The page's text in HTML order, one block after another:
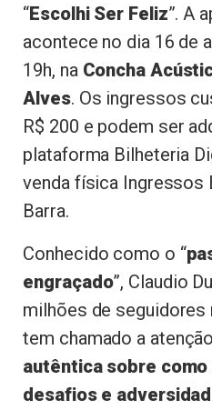
“Escolhi Ser Feliz”. A
acontece no dia 16 de
19h, na Concha
Alves. Os ingressos
R$ 200 e podem ser
plataforma Bilheteria
venda física Ingressos
Barra.
Conhecido como o “
engraçado”, Claudio
milhões de
tem chamado a
autêntica sobre
desafios e